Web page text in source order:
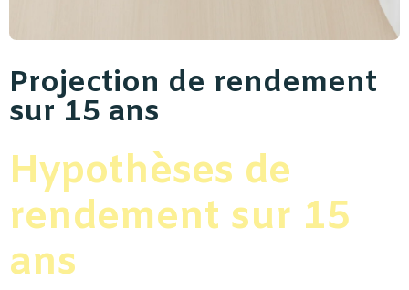
Projection de rendement
sur 15 ans
Hypothèses de
rendement sur 15
ans